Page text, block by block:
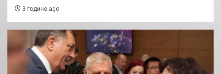
3 године ago